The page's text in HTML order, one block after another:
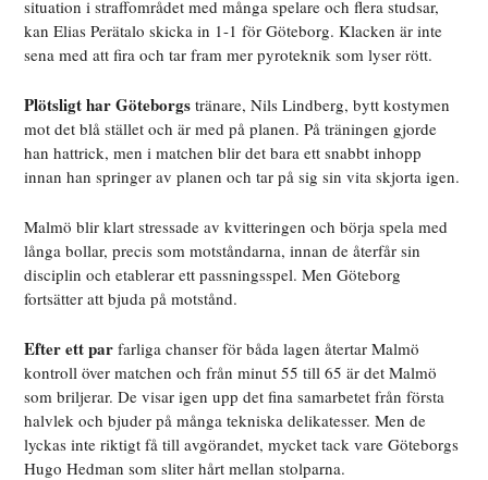
situation i straffområdet med många spelare och flera studsar,
kan Elias Perätalo skicka in 1-1 för Göteborg. Klacken är inte
sena med att fira och tar fram mer pyroteknik som lyser rött.
Plötsligt har Göteborgs tränare, Nils Lindberg, bytt kostymen
mot det blå stället och är med på planen. På träningen gjorde
han hattrick, men i matchen blir det bara ett snabbt inhopp
innan han springer av planen och tar på sig sin vita skjorta igen.
Malmö blir klart stressade av kvitteringen och börja spela med
långa bollar, precis som motståndarna, innan de återfår sin
disciplin och etablerar ett passningsspel. Men Göteborg
fortsätter att bjuda på motstånd.
Efter ett par farliga chanser för båda lagen återtar Malmö
kontroll över matchen och från minut 55 till 65 är det Malmö
som briljerar. De visar igen upp det fina samarbetet från första
halvlek och bjuder på många tekniska delikatesser. Men de
lyckas inte riktigt få till avgörandet, mycket tack vare Göteborgs
Hugo Hedman som sliter hårt mellan stolparna.